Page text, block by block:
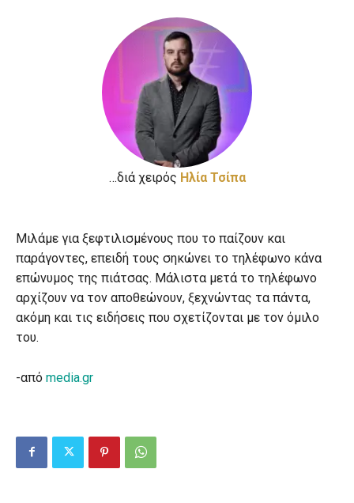
…διά χειρός Hλία Τσίπα
Μιλάμε για ξεφτιλισμένους που το παίζουν και
παράγοντες, επειδή τους σηκώνει το τηλέφωνο κάνα
επώνυμος της πιάτσας. Μάλιστα μετά το τηλέφωνο
αρχίζουν να τον αποθεώνουν, ξεχνώντας τα πάντα,
ακόμη και τις ειδήσεις που σχετίζονται με τον όμιλο
του.
-από media.gr